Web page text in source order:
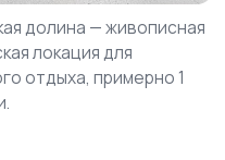
долина — живописная
локация для
отдыха, примерно 1